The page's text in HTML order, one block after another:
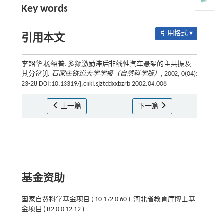
Key words
引用本文 引用格式 ▾
李韶华,杨绍普. 多频激励滞后非线性汽车悬架的主共振及
其分岔[J]. 石家庄铁道大学学报（自然科学版） , 2002, 0(04):
23-28 DOI:10.13319/j.cnki.sjztddxxbzrb.2002.04.008
上一篇 下一篇
基金资助
国家自然科学基金项目 ( 10 172 0 60 ); 河北省教育厅博士基
金项目 ( B2 0 0 12 12 )